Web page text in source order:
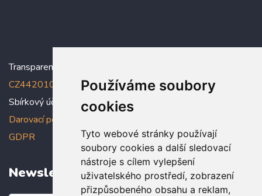
Používáme soubory
cookies
Tyto webové stránky používají
soubory cookies a další sledovací
nástroje s cílem vylepšení
uživatelského prostředí, zobrazení
přizpůsobeného obsahu a reklam,
Transparentní účet:
CZ4420100000005005005006
Sbírkový účet: 5005005022/2010
Darovací podmínky
GDPR
Newsletter